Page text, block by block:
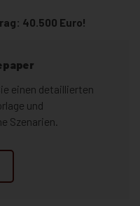
40.500 Euro!
einen detaillierten
und
Szenarien.